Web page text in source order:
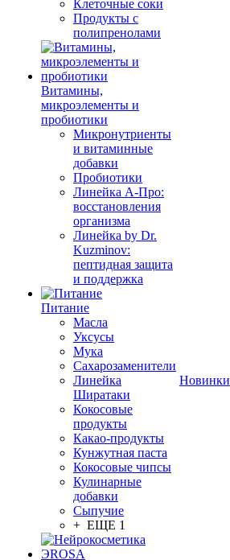
Клеточные соки
Продукты с
полипренолами
Витамины,
микроэлементы и
пробиотики
Микронутриенты
и витаминные
добавки
Пробиотики
Линейка А-Про:
восстановления
организма
Линейка by Dr.
Kuzminov:
пептидная защита
и поддержка
Питание
Масла
Уксусы
Мука
Сахарозаменители
Линейка
Ширатаки
Кокосовые
продукты
Какао-продукты
Кунжутная паста
Кокосовые чипсы
Кулинарные
добавки
Сыпучие
+ ЕЩЕ 1
Новинки